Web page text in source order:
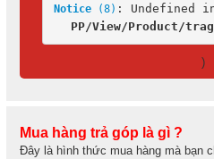
Notice (8) : Undefined
PP/View/Product/
)
Mua hàng trả góp là gì ?
Đây là hình thức mua hàng mà bạn